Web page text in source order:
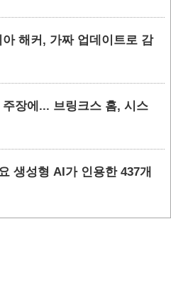
해커, 가짜 업데이트로 감
장에... 브링크스 홈, 시스
생성형 AI가 인용한 437개